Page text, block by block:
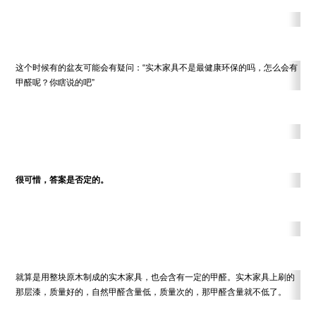
这个时候有的盆友可能会有疑问：“实木家具不是最健康环保的吗，怎么会有
甲醛呢？你瞎说的吧”
很可惜，答案是否定的。
就算是用整块原木制成的实木家具，也会含有一定的甲醛。实木家具上刷的
那层漆，质量好的，自然甲醛含量低，质量次的，那甲醛含量就不低了。